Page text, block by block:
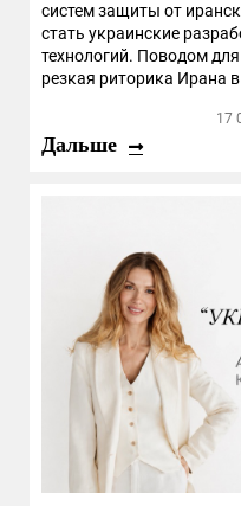
систем защиты от
стать украинские
технологий. Поводом
резкая риторика Ирана
17
Дальше